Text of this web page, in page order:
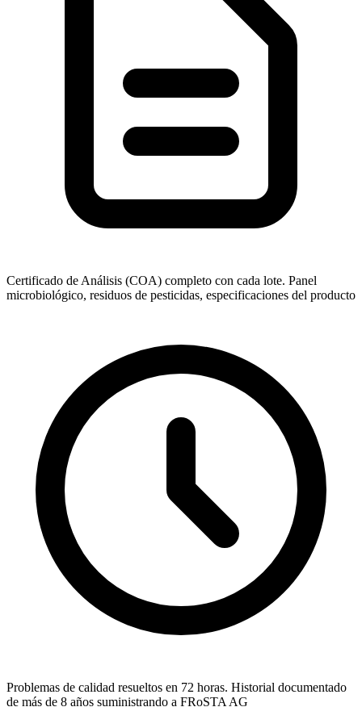
Certificado de Análisis (COA) completo con cada lote. Panel
microbiológico, residuos de pesticidas, especificaciones del producto
Problemas de calidad resueltos en 72 horas. Historial documentado
de más de 8 años suministrando a FRoSTA AG